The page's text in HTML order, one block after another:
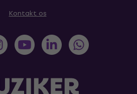
Kontakt os